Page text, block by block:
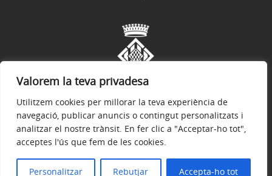
Valorem la teva privadesa
Utilitzem cookies per millorar la teva experiència de
navegació, publicar anuncis o contingut personalitzats i
analitzar el nostre trànsit. En fer clic a "Acceptar-ho tot",
acceptes l'ús que fem de les cookies.
Personalitzar Rebutjar Accepta-ho tot
Avís legal Política de privacitat